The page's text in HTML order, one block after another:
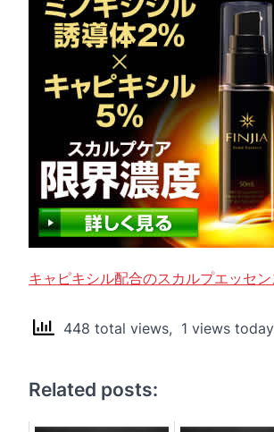
キャピキシル配合のスカルプエッセ
448 total views, 1 views today
Related posts: